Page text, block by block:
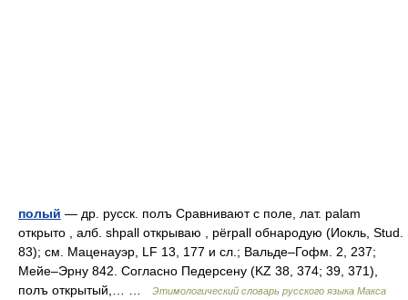
полый — др. русск. полъ Сравнивают с поле, лат. раlаm
открыто , алб. shpall открываю , рёrраll обнародую (Иокль, Stud.
83); см. Маценауэр, LF 13, 177 и сл.; Вальде–Гофм. 2, 237;
Мейе–Эрну 842. Согласно Педерсену (KZ 38, 374; 39, 371),
полъ открытый,… …
Этимологический словарь русского языка Макса